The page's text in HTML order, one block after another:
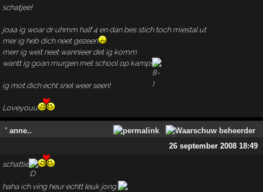
schatjee!
joaa ig woar dr uhmm half 4 en dan bes stich toch miestal ut
mer ig heb dich neet gezeen
merr ig weit neet wannieer det ig komm
wantt ig goan murgen met school op kamp!
ig mot dich echt snel weer seen!
Loveyouu
' anne..
26 september 2008 18:49
schattie
haha ich ving heur echtt leuk jong
,